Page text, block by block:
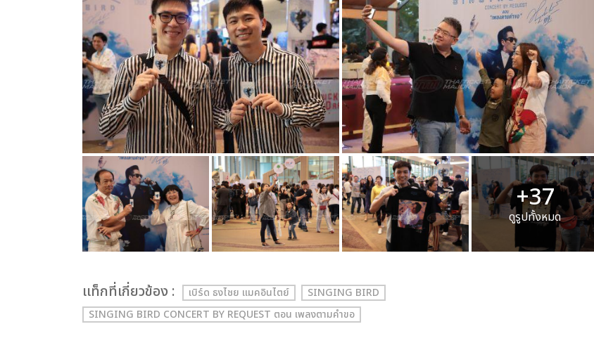
+37
ดูรูปทั้งหมด
เเท็กที่เกี่ยวข้อง : เบิร์ด ธงไชย แมคอินไตย์
SINGING BIRD
SINGING BIRD CONCERT BY REQUEST ตอน เพลงตามคำขอ